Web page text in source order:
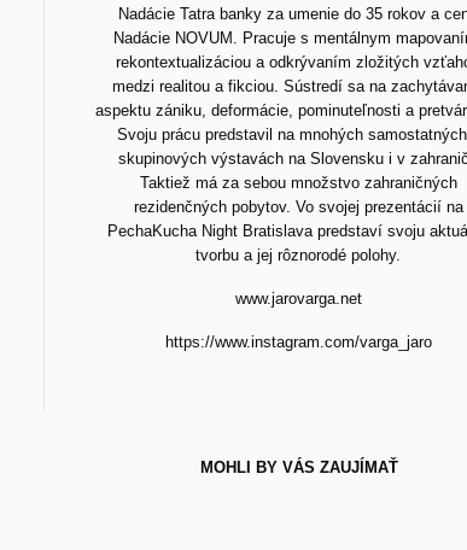
Nadácie Tatra banky za umenie do 35 rokov a
Nadácie NOVUM. Pracuje s mentálnym
rekontextualizáciou a odkrývaním zložitých
medzi realitou a fikciou. Sústredí sa na
aspektu zániku, deformácie, pominuteľnosti a
Svoju prácu predstavil na mnohých
skupinových výstavách na Slovensku i v
Taktiež má za sebou množstvo zahraničných
rezidenčných pobytov. Vo svojej prezentácií na
PechaKucha Night Bratislava predstaví svoju
tvorbu a jej rôznorodé polohy.
www.jarovarga.net
https://www.instagram.com/varga_jaro
MOHLI BY VÁS ZAUJÍMAŤ